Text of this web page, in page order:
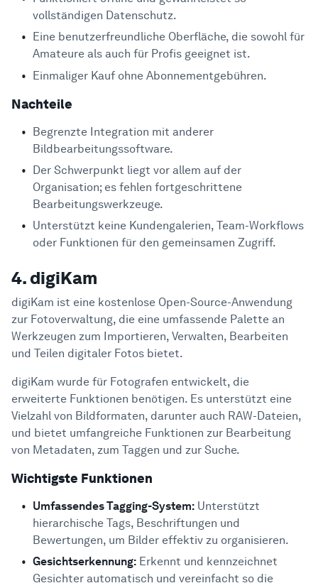
vollständigen Datenschutz.
Eine benutzerfreundliche Oberfläche, die sowohl für
Amateure als auch für Profis geeignet ist.
Einmaliger Kauf ohne Abonnementgebühren.
Nachteile
Begrenzte Integration mit anderer
Bildbearbeitungssoftware.
Der Schwerpunkt liegt vor allem auf der
Organisation; es fehlen fortgeschrittene
Bearbeitungswerkzeuge.
Unterstützt keine Kundengalerien, Team-Workflows
oder Funktionen für den gemeinsamen Zugriff.
4. digiKam
digiKam ist eine kostenlose Open-Source-Anwendung
zur Fotoverwaltung, die eine umfassende Palette an
Werkzeugen zum Importieren, Verwalten, Bearbeiten
und Teilen digitaler Fotos bietet.
digiKam wurde für Fotografen entwickelt, die
erweiterte Funktionen benötigen. Es unterstützt eine
Vielzahl von Bildformaten, darunter auch RAW-Dateien,
und bietet umfangreiche Funktionen zur Bearbeitung
von Metadaten, zum Taggen und zur Suche.
Wichtigste Funktionen
Umfassendes Tagging-System: Unterstützt
hierarchische Tags, Beschriftungen und
Bewertungen, um Bilder effektiv zu organisieren.
Gesichtserkennung: Erkennt und kennzeichnet
Gesichter automatisch und vereinfacht so die